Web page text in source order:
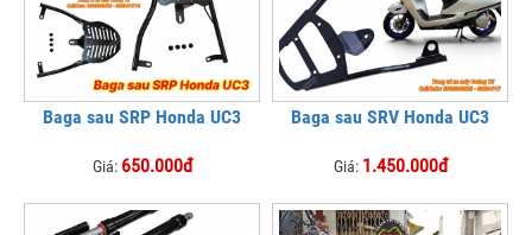
Baga sau SRP Honda UC3
Giá: 650.000đ
Baga sau SRV Honda UC3
Giá: 1.450.000đ